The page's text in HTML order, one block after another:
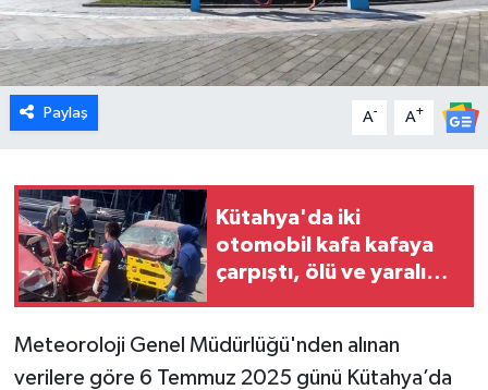
Paylaş A- A+
Kütahya'da iki
otomobil kafa kafaya
çarpıştı, ölü ve yaralı
Meteoroloji Genel Müdürlüğü'nden alınan
verilere göre 6 Temmuz 2025 günü Kütahya’da
Foto Galeri
Gediz
Genel
Gündem
Hisarcık
İlçeler
Köşe Yazıları